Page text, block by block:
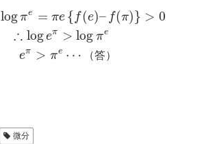
logπe = πe { f(e)– f(π)} > 0
∴ logeπ > log πe
eπ > πe ⋯ （答）
微分